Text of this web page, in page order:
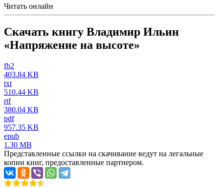
Читать онлайн
Скачать книгу Владимир Ильин
«Напряжение на высоте»
fb2
403.84 KB
txt
510.44 KB
rtf
380.04 KB
pdf
957.35 KB
epub
1.30 MB
Представленные ссылки на скачивание ведут на легальные
копии книг, предоставленные партнером.